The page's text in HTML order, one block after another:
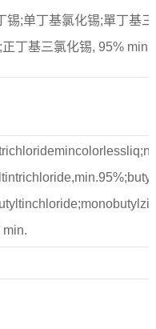
锡;单丁基氯化锡;單丁基
丁基三氯化锡, 95%
min.